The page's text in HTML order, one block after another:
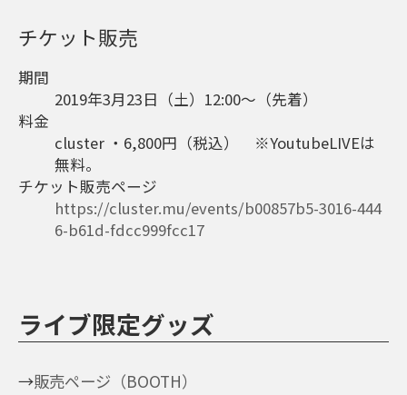
チケット販売
期間
2019年3月23日（土）12:00～（先着）
料金
cluster ・6,800円（税込） ※YoutubeLIVEは
無料。
チケット販売ページ
https://cluster.mu/events/b00857b5-3016-444
6-b61d-fdcc999fcc17
ライブ限定グッズ
→販売ページ（BOOTH）